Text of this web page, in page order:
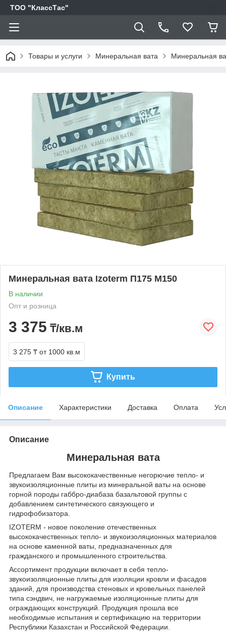
ТОО "КлассТас"
Товары и услуги Минеральная вата Минеральная
Минеральная вата Izoterm П175 М150
В наличии
Опт и розница
3 375 ₸/кв.м
3 275 ₸ от 1000 кв.м
Купить
Описание Характеристики Доставка Оплата
Описание
Минеральная вата
Предлагаем Вам высококачественные негорючие тепло- и
звукоизоляционные плиты из минеральной ваты на основе
горной породы габбро-диабаза базальтовой группы с
добавлением синтетического связующего и
гидрофобизатора.
IZOTERM - новое поколение отечественных
высококачественных тепло- и звукоизоляционных материалов
на основе каменной ваты, предназначенных для
гражданского и промышленного строительства.
Ассортимент продукции включает в себя тепло-
звукоизоляционные плиты для изоляции кровли и фасадов
зданий, для производства стеновых и кровельных панелей
типа сэндвич, не нагружаемые изоляционные плиты для
ограждающих конструкций. Продукция прошла все
необходимые испытания и сертификацию на территории
Республики Казахстан и Российской Федерации.